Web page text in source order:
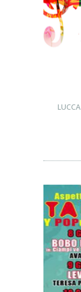
LUCCA